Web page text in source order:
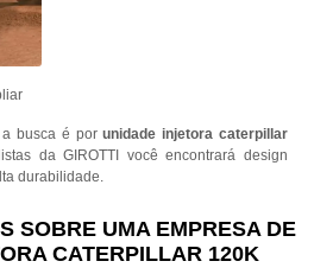
a busca é porunidade injetora caterpillar
da GIROTTI você encontrará design
durabilidade.
SOBRE UMA EMPRESA DE
CATERPILLAR 120K